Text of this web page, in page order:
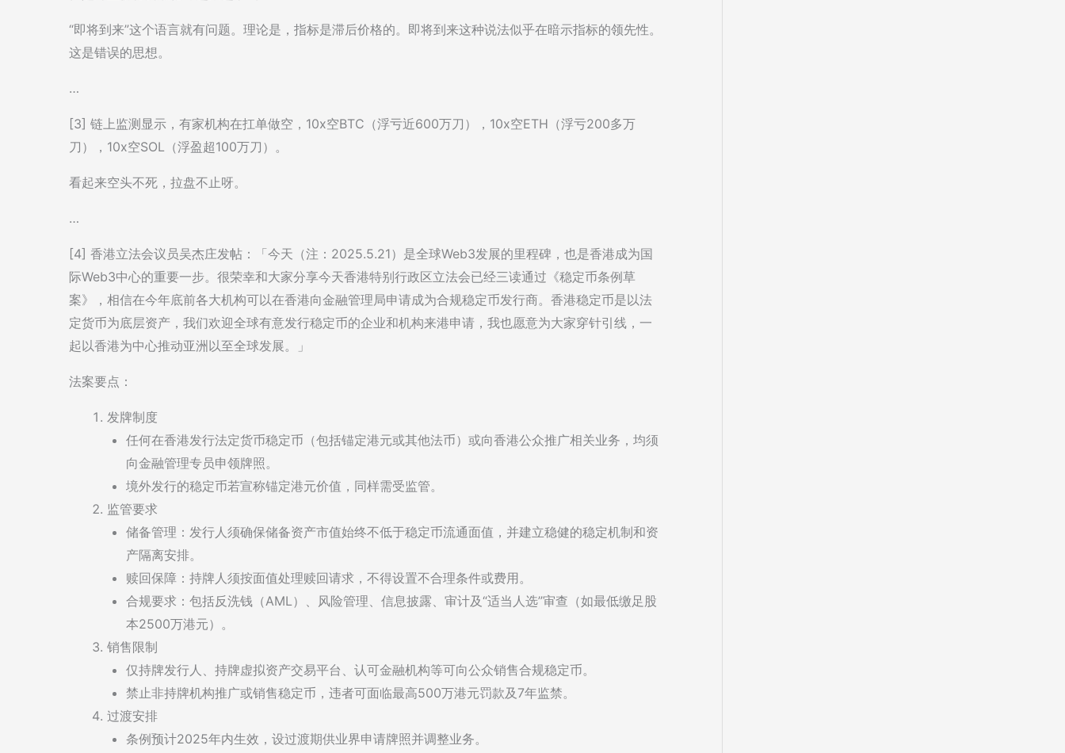
“即将到来”这个语言就有问题。理论是，指标是滞后价格的。即将到来这种说法似乎在暗示指标的领先性。
这是错误的思想。
…
[3] 链上监测显示，有家机构在扛单做空，10x空BTC（浮亏近600万刀），10x空ETH（浮亏200多万
刀），10x空SOL（浮盈超100万刀）。
看起来空头不死，拉盘不止呀。
…
[4] 香港立法会议员吴杰庄发帖：「今天（注：2025.5.21）是全球Web3发展的里程碑，也是香港成为国
际Web3中心的重要一步。很荣幸和大家分享今天香港特别行政区立法会已经三读通过《稳定币条例草
案》，相信在今年底前各大机构可以在香港向金融管理局申请成为合规稳定币发行商。香港稳定币是以法
定货币为底层资产，我们欢迎全球有意发行稳定币的企业和机构来港申请，我也愿意为大家穿针引线，一
起以香港为中心推动亚洲以至全球发展。」
法案要点：
发牌制度
任何在香港发行法定货币稳定币（包括锚定港元或其他法币）或向香港公众推广相关业务，均须
向金融管理专员申领牌照。
境外发行的稳定币若宣称锚定港元价值，同样需受监管。
监管要求
储备管理：发行人须确保储备资产市值始终不低于稳定币流通面值，并建立稳健的稳定机制和资
产隔离安排。
赎回保障：持牌人须按面值处理赎回请求，不得设置不合理条件或费用。
合规要求：包括反洗钱（AML）、风险管理、信息披露、审计及“适当人选”审查（如最低缴足股
本2500万港元）。
销售限制
仅持牌发行人、持牌虚拟资产交易平台、认可金融机构等可向公众销售合规稳定币。
禁止非持牌机构推广或销售稳定币，违者可面临最高500万港元罚款及7年监禁。
过渡安排
条例预计2025年内生效，设过渡期供业界申请牌照并调整业务。